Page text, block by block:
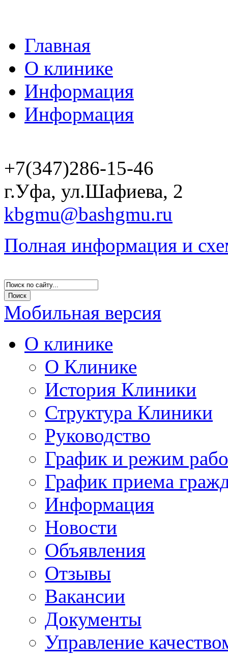
Главная
О клинике
Информация
Информация
+7(347)286-15-46
г.Уфа, ул.Шафиева, 2
kbgmu@bashgmu.ru
Полная информация и
Мобильная версия
О клинике
О Клинике
История Клиники
Структура Клиники
Руководство
График и режим
График приема
Информация
Новости
Объявления
Отзывы
Вакансии
Документы
Управление